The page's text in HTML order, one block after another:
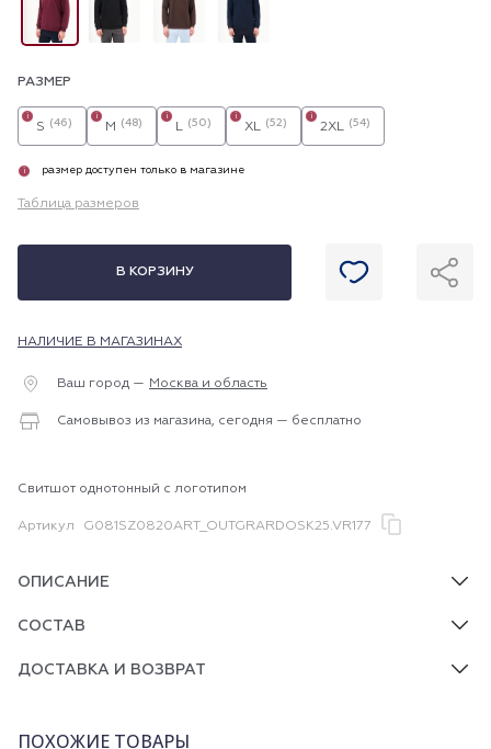
РАЗМЕР
S (46)
i
M (48)
i
L (50)
i
XL (52)
i
2XL (54)
i
i размер доступен только в магазине
Таблица размеров
В КОРЗИНУ
НАЛИЧИЕ В МАГАЗИНАХ
Ваш город — Москва и область
Самовывоз из магазина, сегодня — бесплатно
Свитшот однотонный с логотипом
Артикул G081SZ0820ART_OUTGRARDOSK25.VR177
ОПИСАНИЕ
СОСТАВ
ДОСТАВКА И ВОЗВРАТ
ПОХОЖИЕ ТОВАРЫ